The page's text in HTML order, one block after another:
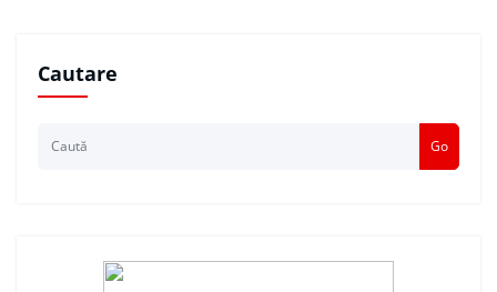
Cautare
Go